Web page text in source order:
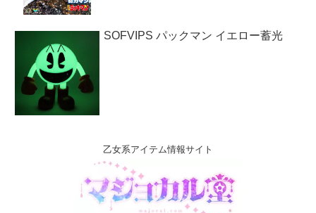
SOFVIPS パックマン イエロー蓄光
乙女系アイテム情報サイト